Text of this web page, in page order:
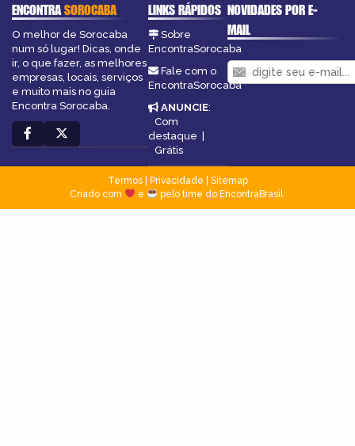
ENCONTRASOROCABA
O melhor de Sorocaba
num só lugar! Dicas, onde
ir, o que fazer, as melhores
empresas, locais, serviços
e muito mais no guia
Encontra Sorocaba.
LINKS RÁPIDOS
Sobre
EncontraSorocaba
Fale com o
EncontraSorocaba
ANUNCIE:
Com
destaque
Grátis
NOVIDADES POR E-
MAIL
Termos| Privacidade
Sitemap
Criado com
e pelo time do EncontraBrasil